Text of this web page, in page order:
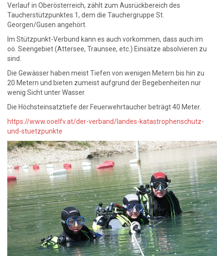
Verlauf in Oberösterreich, zählt zum Ausrückbereich des
Taucherstützpunktes 1, dem die Tauchergruppe St.
Georgen/Gusen angehört.
Im Stützpunkt-Verbund kann es auch vorkommen, dass auch im
oö. Seengebiet (Attersee, Traunsee, etc.) Einsätze absolvieren zu
sind.
Die Gewässer haben meist Tiefen von wenigen Metern bis hin zu
20 Metern und bieten zumeist aufgrund der Begebenheiten nur
wenig Sicht unter Wasser.
Die Höchsteinsatztiefe der Feuerwehrtaucher beträgt 40 Meter.
https://www.ooelfv.at/der-verband/landes-katastrophenschutz-
und-stuetzpunkte